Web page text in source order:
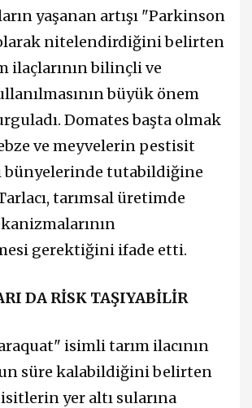
yaşanan artışı "Parkinson
nitelendirdiğini belirten
ilaçlarının bilinçli ve
büyük önem
Domates başta olmak
ve meyvelerin pestisit
bünyelerinde tutabildiğine
tarımsal üretimde
gerektiğini ifade etti.
DA RİSK TAŞIYABİLİR
isimli tarım ilacının
süre kalabildiğini belirten
yer altı sularına